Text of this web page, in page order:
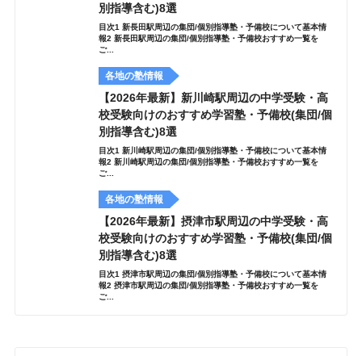
別指導含む)8選
目次1 新長田駅周辺の集団/個別指導塾・予備校について基本情
報2 新長田駅周辺の集団/個別指導塾・予備校おすすめ一覧を
ご...
各地の塾情報
【2026年最新】新川崎駅周辺の中学受験・高
校受験向けのおすすめ学習塾・予備校(集団/個
別指導含む)8選
目次1 新川崎駅周辺の集団/個別指導塾・予備校について基本情
報2 新川崎駅周辺の集団/個別指導塾・予備校おすすめ一覧を
ご...
各地の塾情報
【2026年最新】摂津市駅周辺の中学受験・高
校受験向けのおすすめ学習塾・予備校(集団/個
別指導含む)8選
目次1 摂津市駅周辺の集団/個別指導塾・予備校について基本情
報2 摂津市駅周辺の集団/個別指導塾・予備校おすすめ一覧を
ご...